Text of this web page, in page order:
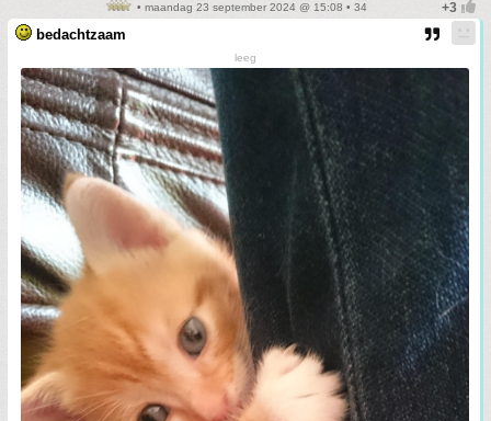
• maandag 23 september 2024 @ 15:08 • 34
bedachtzaam
leeg